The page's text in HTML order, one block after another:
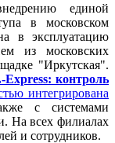
единой
в московском
в эксплуатацию
из московских
"Иркутская".
Express: контроль
интегрирована
с системами
На всех филиалах
и сотрудников.